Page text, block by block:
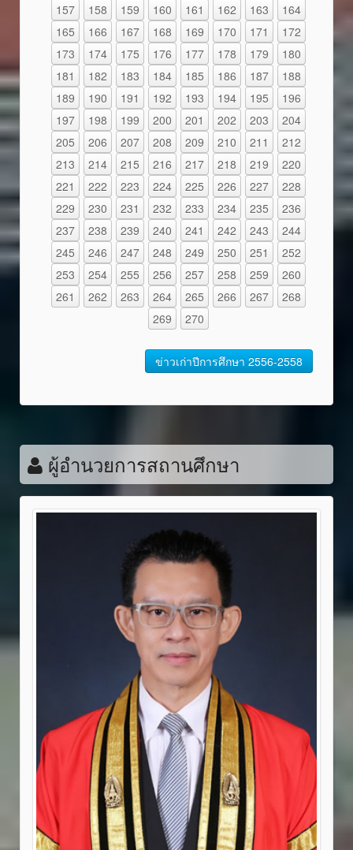
157
158 159 160 161 162 163
164
165
166 167 168 169 170 171
172
173
174 175 176 177 178 179
180
181
182 183 184 185 186 187
188
189
190 191 192 193 194 195
196
197
198 199 200 201 202 203
204
205
206 207 208 209 210 211
212
213
214 215 216 217 218 219
220
221
222 223 224 225 226 227
228
229
230 231 232 233 234 235
236
237
238 239 240 241 242 243
244
245
246 247 248 249 250 251
252
253
254 255 256 257 258 259
260
261
262 263 264 265 266 267
268
269
270
ข่าวเก่าปีการศึกษา 2556-2558
ผู้อำนวยการสถานศึกษา